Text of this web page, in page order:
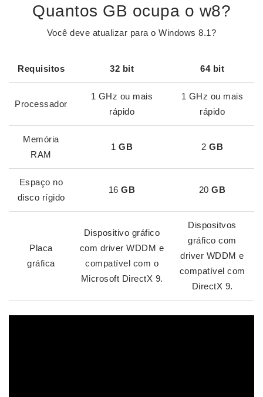
Quantos GB ocupa o w8?
Você deve atualizar para o Windows 8.1?
Requisitos 32 bit 64 bit
Processador
1 GHz ou mais
rápido
1 GHz ou mais
rápido
Memória
RAM
1 GB 2 GB
Espaço no
disco rígido
16GB 20GB
Placa
gráfica
Dispositivo gráfico
com driver WDDM e
compatível com o
Microsoft DirectX 9.
Dispositvos
gráfico com
driver WDDM e
compatível com
DirectX 9.